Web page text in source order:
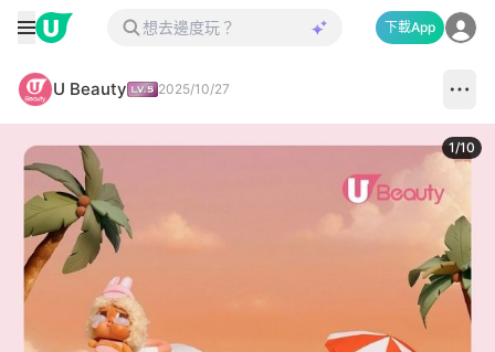
下載App
U Beauty 2025/10/27
1/10